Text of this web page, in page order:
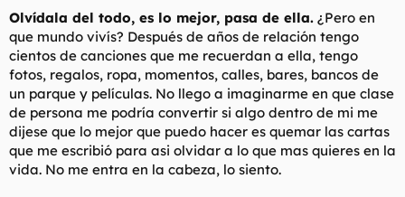
Olvídala del todo, es lo mejor, pasa de ella. ¿Pero en
que mundo vivís? Después de años de relación tengo
cientos de canciones que me recuerdan a ella, tengo
fotos, regalos, ropa, momentos, calles, bares, bancos de
un parque y películas. No llego a imaginarme en que clase
de persona me podría convertir si algo dentro de mi me
dijese que lo mejor que puedo hacer es quemar las cartas
que me escribió para asi olvidar a lo que mas quieres en la
vida. No me entra en la cabeza, lo siento.